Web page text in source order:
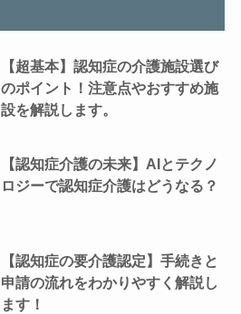
【超基本】認知症の介護施設選び
のポイント！注意点やおすすめ施
設を解説します。
【認知症介護の未来】AIとテクノ
ロジーで認知症介護はどうなる？
【認知症の要介護認定】手続きと
申請の流れをわかりやすく解説し
ます！